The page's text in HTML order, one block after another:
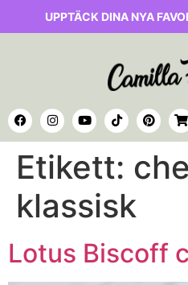
UPPTÄCK DINA NYA
Etikett:
klassisk
Lotus Biscoff